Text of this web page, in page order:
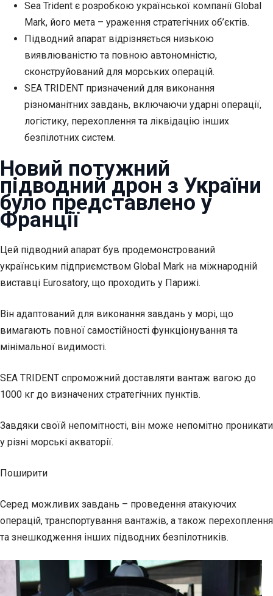
Sea Trident є розробкою української компанії Global
Mark, його мета – ураження стратегічних об’єктів.
Підводний апарат відрізняється низькою
виявлюваністю та повною автономністю,
сконструйований для морських операцій.
SEA TRIDENT призначений для виконання
різноманітних завдань, включаючи ударні операції,
логістику, перехоплення та ліквідацію інших
безпілотних систем.
Новий потужний
підводний дрон з України
було представлено у
Франції
Цей підводний апарат був продемонстрований
українським підприємством Global Mark на міжнародній
виставці Eurosatory, що проходить у Парижі.
Він адаптований для виконання завдань у морі, що
вимагають повної самостійності функціонування та
мінімальної видимості.
SEA TRIDENT спроможний доставляти вантаж вагою до
1000 кг до визначених стратегічних пунктів.
Завдяки своїй непомітності, він може непомітно проникати
у різні морські акваторії.
Поширити
Серед можливих завдань – проведення атакуючих
операцій, транспортування вантажів, а також перехоплення
та знешкодження інших підводних безпілотників.